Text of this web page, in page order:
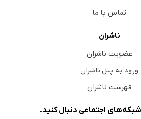
تماس با ما
ناشران
عضویت ناشران
ورود به پنل ناشران
فهرست ناشران
شبکه‌های اجتماعی دنبال کنید.